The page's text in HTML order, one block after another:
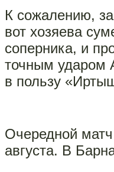
К сожалению,
вот хозяева
соперника, и
точным ударом
в пользу
Очередной
августа. В